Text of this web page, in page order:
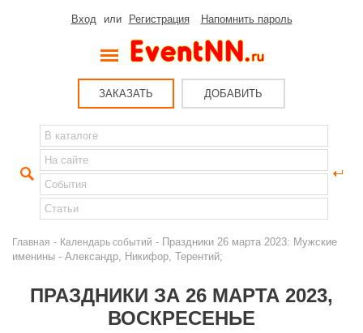
Вход или Регистрация Напомнить пароль
ЗАКАЗАТЬ ДОБАВИТЬ
Главная - Календарь событий - Праздники 26 марта 2023: Мужские
именины - Александр, Никифор, Терентий;
ПРАЗДНИКИ ЗА 26 МАРТА 2023,
ВОСКРЕСЕНЬЕ